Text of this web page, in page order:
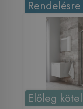
Rendelésre
Előleg